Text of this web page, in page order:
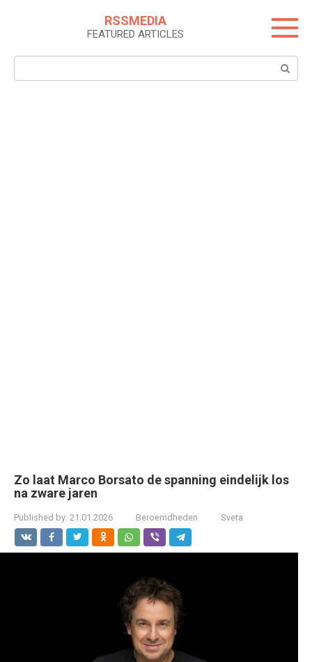
RSSMEDIA
FEATURED ARTICLES
Search:
Zo laat Marco Borsato de spanning eindelijk los
na zware jaren
Published by: 21.01.2026 Beroemdheden Sveta